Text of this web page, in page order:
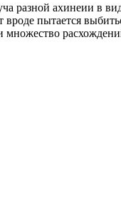
разной ахинеии в
пытается